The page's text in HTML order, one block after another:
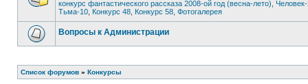
конкурс фантастического рассказа 2008-ой год (весна-лето)
Тьма-10 Конкурс 48 Конкурс 58 Фотогалерея
Вопросы к Администрации
Список форумов » Конкурсы